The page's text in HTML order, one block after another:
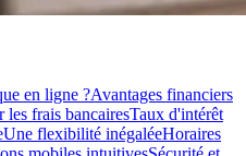
en ligne ?Avantages financiers
les frais bancairesTaux d'intérêt
Une flexibilité inégaléeHoraires